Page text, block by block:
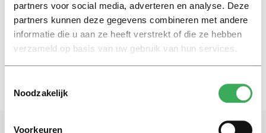
partners voor social media, adverteren en analyse. Deze
partners kunnen deze gegevens combineren met andere
informatie die u aan ze heeft verstrekt of die ze hebben
verzameld op basis van uw gebruik van hun services.
Noodzakelijk
Voorkeuren
In Memoriam Dirk Schouten
(1923 – 2018)
05 februari 2018